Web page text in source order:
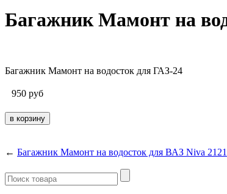
Багажник Мамонт на
Багажник Мамонт на водосток для ГАЗ-24
950 руб
← Багажник Мамонт на водосток для ВАЗ Niva 2121